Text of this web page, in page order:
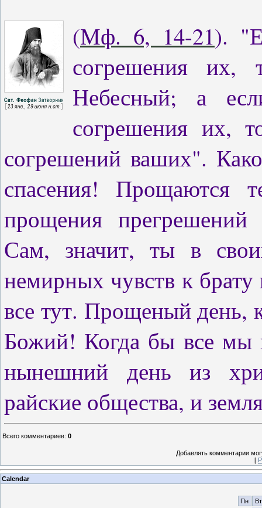
(Мф. 6, 14-21).
согрешения
Небесный; а
согрешения их,
согрешений ваших".
спасения! Прощаются
прощения прегрешений
Сам, значит, ты в
немирных чувств к
все тут. Прощеный день,
Божий! Когда бы все мы
нынешний день из
райские общества, и
Всего комментариев: 0
Добавлять комментарии
[
Calendar
Пн
Вт